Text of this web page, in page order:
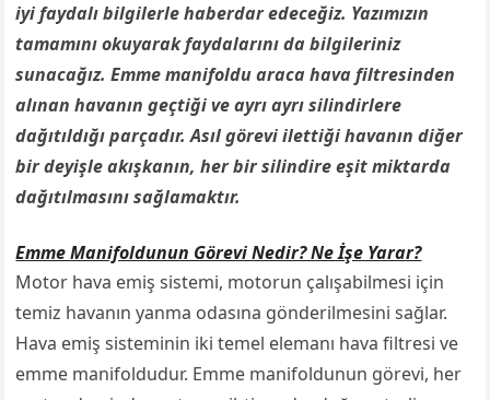
iyi faydalı bilgilerle haberdar edeceğiz. Yazımızın
tamamını okuyarak faydalarını da bilgileriniz
sunacağız. Emme manifoldu araca hava filtresinden
alınan havanın geçtiği ve ayrı ayrı silindirlere
dağıtıldığı parçadır. Asıl görevi ilettiği havanın diğer
bir deyişle akışkanın, her bir silindire eşit miktarda
dağıtılmasını sağlamaktır.
Emme Manifoldunun Görevi Nedir? Ne İşe Yarar?
Motor hava emiş sistemi, motorun çalışabilmesi için
temiz havanın yanma odasına gönderilmesini sağlar.
Hava emiş sisteminin iki temel elemanı hava filtresi ve
emme manifoldudur. Emme manifoldunun görevi, her